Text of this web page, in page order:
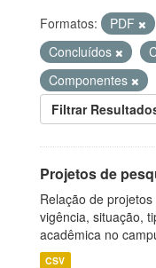
Formatos: PDF
Concluídos
Componentes
Filtrar
Projetos de
Relação de
vigência, situação,
acadêmica no
CSV